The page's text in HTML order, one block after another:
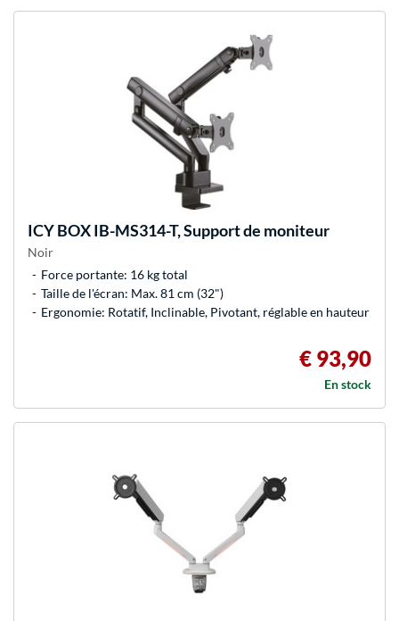
ICY BOXIB-MS314-T, Support de moniteur
Noir
Force portante: 16 kg total
Taille de l'écran: Max. 81 cm (32")
Ergonomie: Rotatif, Inclinable, Pivotant, réglable en hauteur
€ 93,90
En stock